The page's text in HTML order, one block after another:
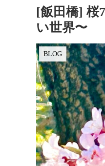
[飯田橋] 桜
い世界〜
BLOG